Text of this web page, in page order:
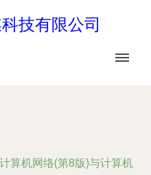
技有限公司
计算机网络(第8版)与计算机